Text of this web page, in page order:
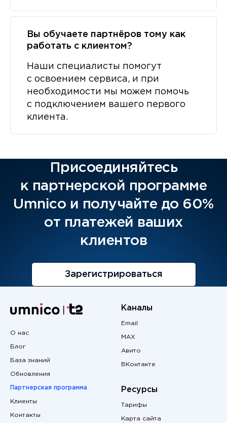
Вы обучаете партнёров тому как
работать с клиентом?
Наши специалисты помогут
с освоением сервиса, и при
необходимости мы можем помочь
с подключением вашего первого
клиента.
Присоединяйтесь
к партнерской программе
Umnico и получайте до 60%
от платежей ваших
клиентов
Зарегистрироваться
О нас
Блог
База знаний
Обновления
Партнерская программа
Клиенты
Контакты
Каналы
Email
MAX
Авито
ВКонтакте
Ресурсы
Тарифы
Карта сайта